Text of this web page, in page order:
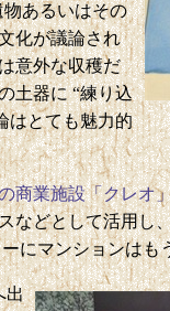
物あるいはその
化が議論され
意外な収穫だ
土器に “練り込
はとても魅力的
商業施設「クレオ
などとして活用し
にマンションはも
出